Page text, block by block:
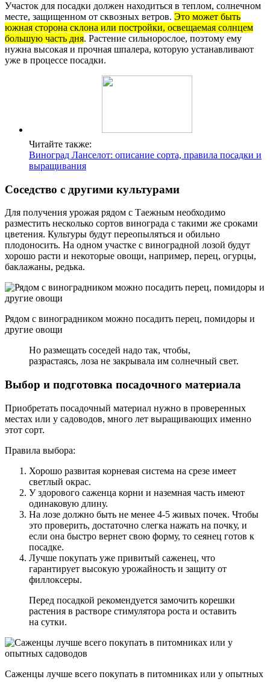
Участок для посадки должен находиться в теплом, солнечном
месте, защищенном от сквозных ветров. Это может быть
южная сторона склона или постройки, освещаемая солнцем
большую часть дня. Растение сильнорослое, поэтому ему
нужна высокая и прочная шпалера, которую устанавливают
уже в процессе посадки.
Читайте также:
Виноград Ланселот: описание сорта, правила посадки и
выращивания
Соседство с другими культурами
Для получения урожая рядом с Таежным необходимо
разместить несколько сортов винограда с такими же сроками
цветения. Культуры будут переопыляться и обильно
плодоносить. На одном участке с виноградной лозой будут
хорошо расти и некоторые овощи, например, перец, огурцы,
баклажаны, редька.
Рядом с виноградником можно посадить перец, помидоры и
другие овощи
Но размещать соседей надо так, чтобы,
разрастаясь, лоза не закрывала им солнечный свет.
Выбор и подготовка посадочного материала
Приобретать посадочный материал нужно в проверенных
местах или у садоводов, много лет выращивающих именно
этот сорт.
Правила выбора:
Хорошо развитая корневая система на срезе имеет
светлый окрас.
У здорового саженца корни и наземная часть имеют
одинаковую длину.
На лозе должно быть не менее 4-5 живых почек. Чтобы
это проверить, достаточно слегка нажать на почку, и
если она быстро вернет свою форму, то сеянец готов к
посадке.
Лучше покупать уже привитый саженец, что
гарантирует высокую урожайность и защиту от
филлоксеры.
Перед посадкой рекомендуется замочить корешки
растения в растворе стимулятора роста и оставить
на сутки.
Саженцы лучше всего покупать в питомниках или у опытных